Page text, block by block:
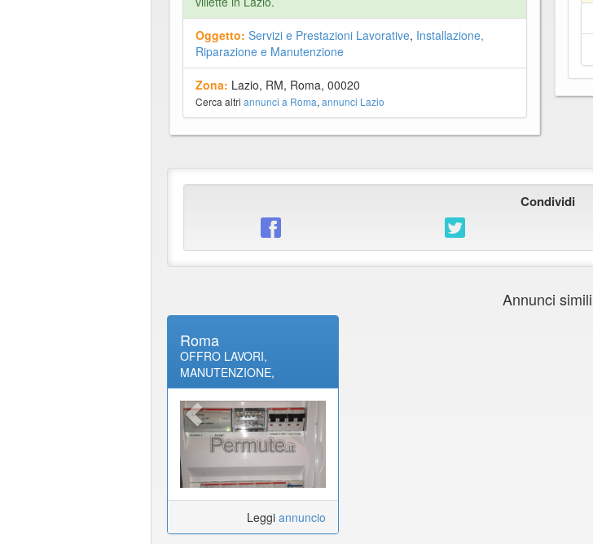
Oggetto: Servizi e Prestazioni Lavorative, Installazione,
Riparazione e Manutenzione
Zona: Lazio, RM, Roma, 00020
Cerca altri annunci a Roma, annunci Lazio
Condividi
Annunci simili
Roma
OFFRO LAVORI,
MANUTENZIONE,
RIPARAZIONI DI OGNI
GENERE
Leggi annuncio